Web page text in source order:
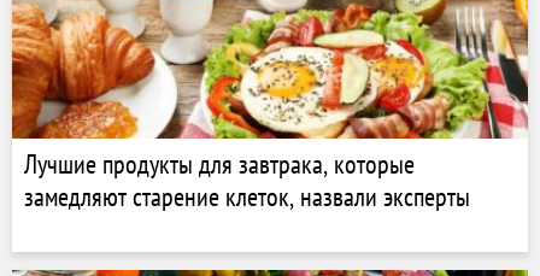
Лучшие продукты для завтрака, которые
замедляют старение клеток, назвали эксперты